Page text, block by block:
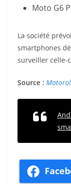
Moto G6
La société
smartphones
surveiller celle-
Source :